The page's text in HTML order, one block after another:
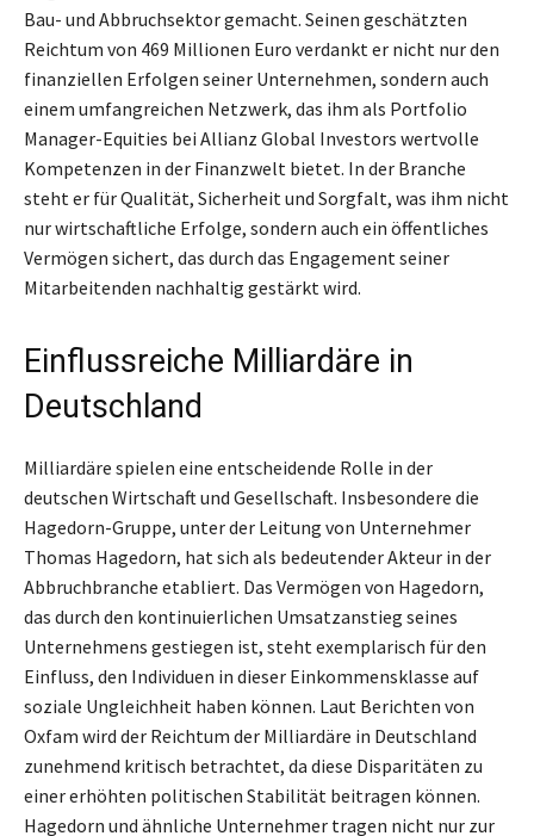
Bau- und Abbruchsektor gemacht. Seinen geschätzten
Reichtum von 469 Millionen Euro verdankt er nicht nur den
finanziellen Erfolgen seiner Unternehmen, sondern auch
einem umfangreichen Netzwerk, das ihm als Portfolio
Manager-Equities bei Allianz Global Investors wertvolle
Kompetenzen in der Finanzwelt bietet. In der Branche
steht er für Qualität, Sicherheit und Sorgfalt, was ihm nicht
nur wirtschaftliche Erfolge, sondern auch ein öffentliches
Vermögen sichert, das durch das Engagement seiner
Mitarbeitenden nachhaltig gestärkt wird.
Einflussreiche Milliardäre in
Deutschland
Milliardäre spielen eine entscheidende Rolle in der
deutschen Wirtschaft und Gesellschaft. Insbesondere die
Hagedorn-Gruppe, unter der Leitung von Unternehmer
Thomas Hagedorn, hat sich als bedeutender Akteur in der
Abbruchbranche etabliert. Das Vermögen von Hagedorn,
das durch den kontinuierlichen Umsatzanstieg seines
Unternehmens gestiegen ist, steht exemplarisch für den
Einfluss, den Individuen in dieser Einkommensklasse auf
soziale Ungleichheit haben können. Laut Berichten von
Oxfam wird der Reichtum der Milliardäre in Deutschland
zunehmend kritisch betrachtet, da diese Disparitäten zu
einer erhöhten politischen Stabilität beitragen können.
Hagedorn und ähnliche Unternehmer tragen nicht nur zur